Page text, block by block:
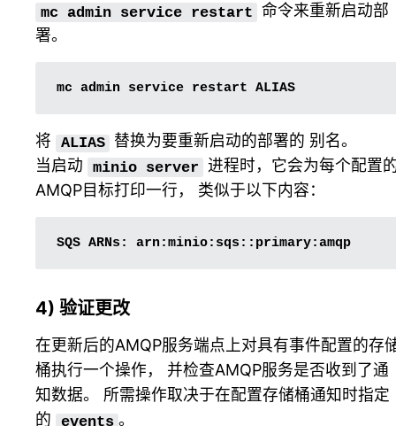
mc admin service restart 命令来重新启动部
署。
mc admin service restart
将 ALIAS 替换为要重新启动的部署的 别名。
当启动
minio server 进程时，它会为每个配置
AMQP目标打印一行， 类似于以下内容：
SQS ARNs:
4) 验证更改
在更新后的AMQP服务端点上对具有事件配置的存
桶执行一个操作， 并检查AMQP服务是否收到了通
知数据。 所需操作取决于在配置存储桶通知时指定
的
events 。